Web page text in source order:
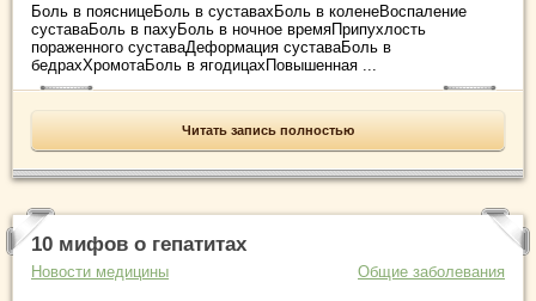
Боль в поясницеБоль в суставахБоль в коленеВоспаление
суставаБоль в пахуБоль в ночное времяПрипухлость
пораженного суставаДеформация суставаБоль в
бедрахХромотаБоль в ягодицахПовышенная ...
Читать запись полностью
10 мифов о гепатитах
Новости медицины Общие заболевания